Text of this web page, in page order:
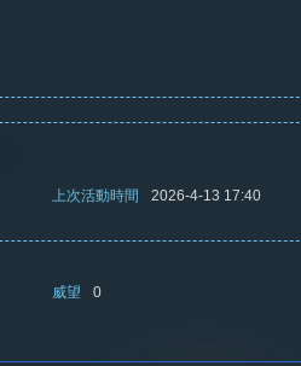
上次活動時間
2026-4-13 17:40
威望
0